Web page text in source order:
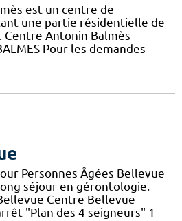
est un centre de
une partie résidentielle de
Antonin Balmès
Pour les demandes
Personnes Âgées Bellevue
séjour en gérontologie.
Centre Bellevue
"Plan des 4 seigneurs" 1